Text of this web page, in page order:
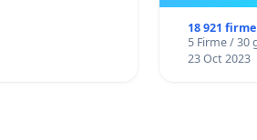
18 921 firme
5 Firme / 30
23 Oct 2023